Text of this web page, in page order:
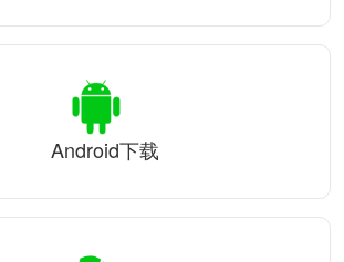
Android下载